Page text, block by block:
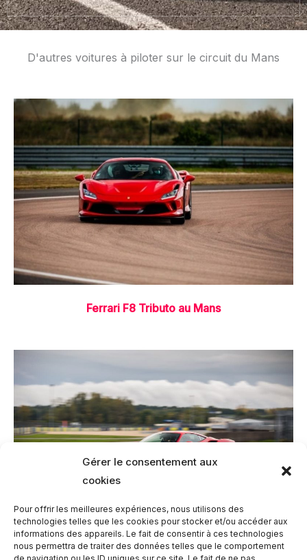
Gérer le consentement aux
cookies
Pour offrir les meilleures expériences, nous utilisons des
technologies telles que les cookies pour stocker et/ou accéder aux
informations des appareils. Le fait de consentir à ces technologies
nous permettra de traiter des données telles que le comportement
D'autres voitures à piloter sur le circuit du Mans
Ferrari F8 Tributo au Mans